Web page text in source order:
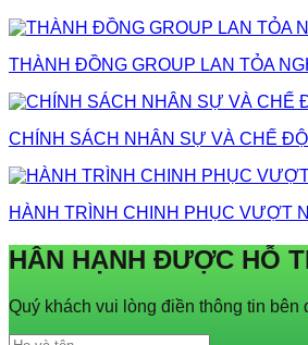
THÀNH ĐỒNG GROUP LAN TỎA
CHÍNH SÁCH NHÂN SỰ VÀ CHẾ
HÀNH TRÌNH CHINH PHỤC VƯỢT
HÂN HẠNH ĐƯỢC HỖ
Quý khách vui lòng điền thông tin